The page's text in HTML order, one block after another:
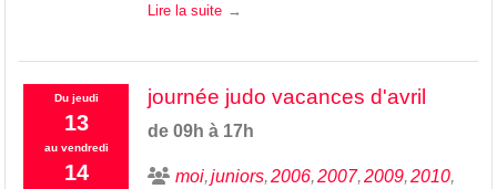
Lire la suite
Du jeudi
13
au vendredi
14
journée judo vacances d'avril
de 09h à 17h
moi juniors 2006 2007 2009 2010